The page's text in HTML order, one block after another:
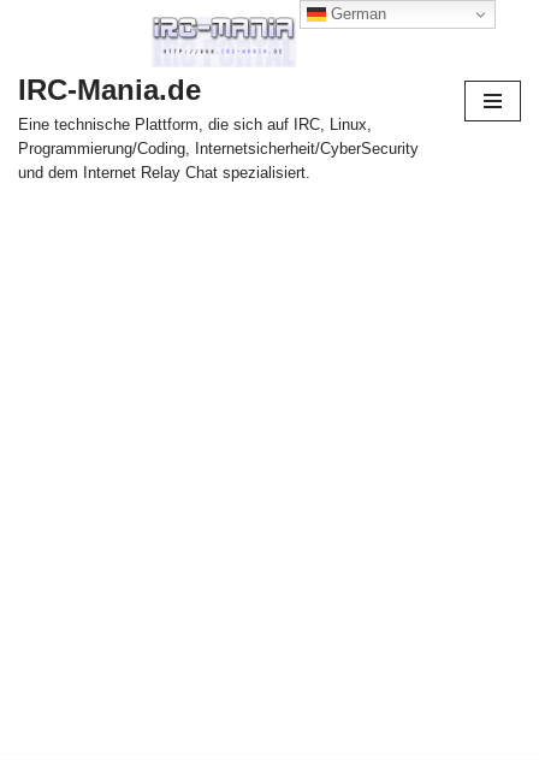
Inhalt
springen
IRC-Mania.de
Eine technische Plattform, die sich auf IRC, Linux,
Programmierung/Coding, Internetsicherheit/CyberSecurity
und dem Internet Relay Chat spezialisiert.
German